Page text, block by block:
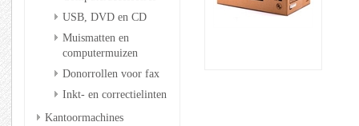
USB, DVD en CD
Muismatten en
computermuizen
Donorrollen voor fax
Inkt- en correctielinten
Kantoormachines